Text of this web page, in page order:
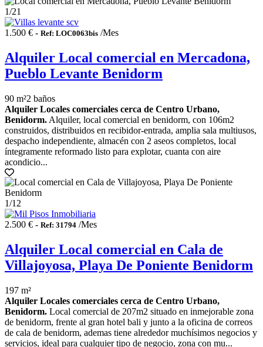
1/21
1.500 € - Ref: LOC0063bis /Mes
Alquiler Local comercial en Mercadona,
Pueblo Levante Benidorm
90 m²2 baños
Alquiler Locales comerciales cerca de Centro Urbano,
Benidorm. Alquiler, local comercial en benidorm, con 106m2
construidos, distribuidos en recibidor-entrada, amplia sala multiusos,
despacho independiente, almacén con 2 aseos completos, local
íntegramente reformado listo para explotar, cuanta con aire
acondicio...
1/12
2.500 € - Ref: 31794 /Mes
Alquiler Local comercial en Cala de
Villajoyosa, Playa De Poniente Benidorm
197 m²
Alquiler Locales comerciales cerca de Centro Urbano,
Benidorm. Local comercial de 207m2 situado en inmejorable zona
de benidorm, frente al gran hotel bali y junto a la oficina de correos
de cala de benidorm, ademas tiene alrededor muchísimos negocios y
servicios, ideal para cualquier tipo de negocio, zona con mu...